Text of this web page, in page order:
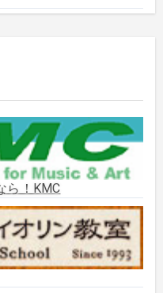
(2)
(3)
(5)
(3)
(1)
ら！KMC